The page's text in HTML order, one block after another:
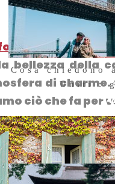
Cosa
Uniti :
24
Bolivia
sul nostro
bellezza della
di charme.
ciò che fa per